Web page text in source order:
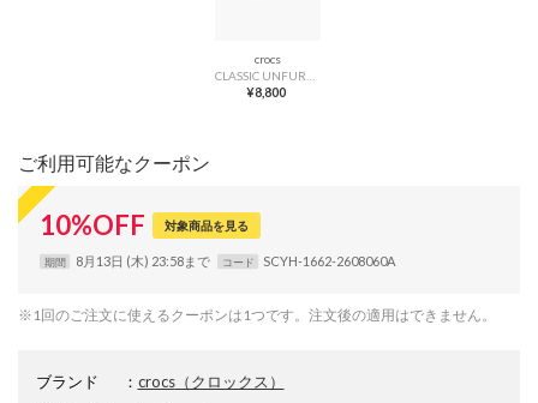
crocs
¥8,800
ご利用可能なクーポン
10%OFF 対象商品を見る
期間 8月13日 (木) 23:58まで コード SCYH-1662-2608060A
※1回のご注文に使えるクーポンは1つです。注文後の適用はできません。
ブランド ： crocs（クロックス）